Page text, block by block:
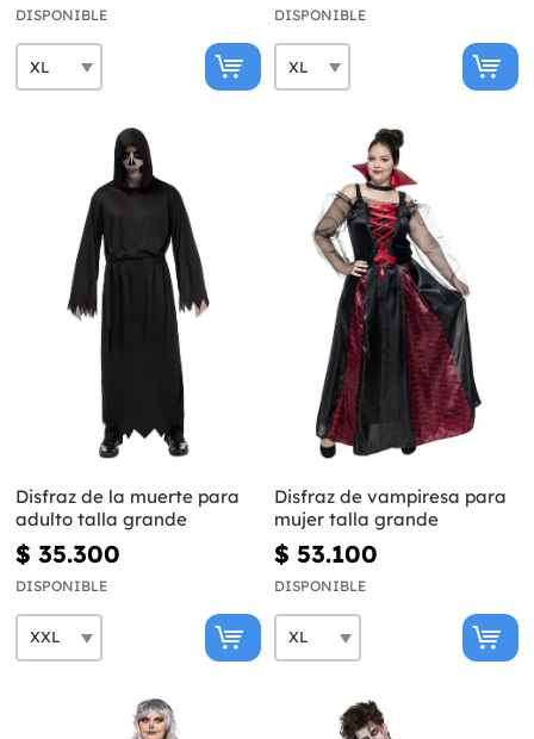
DISPONIBLE DISPONIBLE
Disfraz de la muerte para
adulto talla grande
$ 35.300
DISPONIBLE
Disfraz de vampiresa para
mujer talla grande
$ 53.100
DISPONIBLE